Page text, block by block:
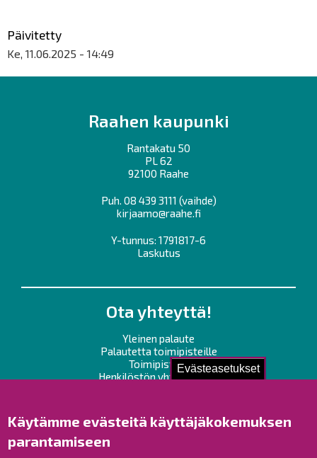
Evästeasetukset
Käytämme evästeitä käyttäjäkokemuksen
parantamiseen
Päivitetty
Ke, 11.06.2025 - 14:49
Raahen kaupunki
Rantakatu 50
PL 62
92100 Raahe
Puh. 08 439 3111 (vaihde)
kirjaamo@raahe.fi
Y-tunnus: 1791817-6
Laskutus
Ota yhteyttä!
Yleinen palaute
Palautetta toimipisteille
Toimipisteet
Henkilöstön yhteystiedot
Raahe Facebookissa
Raahe Instagramissa